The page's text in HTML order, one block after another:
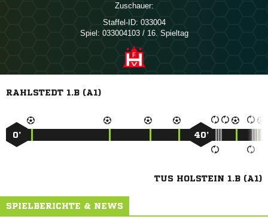
Zuschauer:
Staffel-ID: 033004
Spiel: 033004103 / 16. Spieltag
RAHLSTEDT 1.B (A1)
0’ 40’
TUS HOLSTEIN 1.B (A1)
SPIELBERICHTE & NEWS